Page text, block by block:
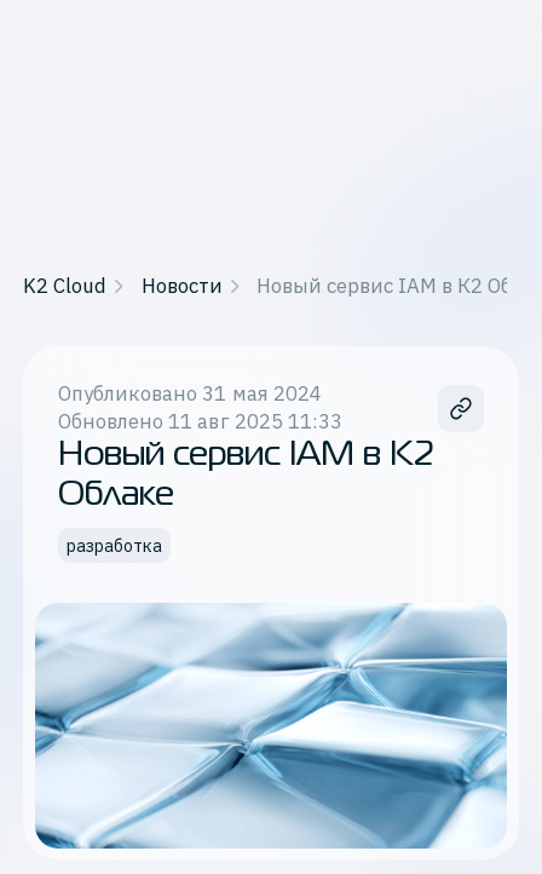
K2 Cloud Новости Новый сервис IAM в К2
Опубликовано 31 мая 2024
Обновлено 11 авг 2025 11:33
Новый сервис IAM в К2
Облаке
разработка